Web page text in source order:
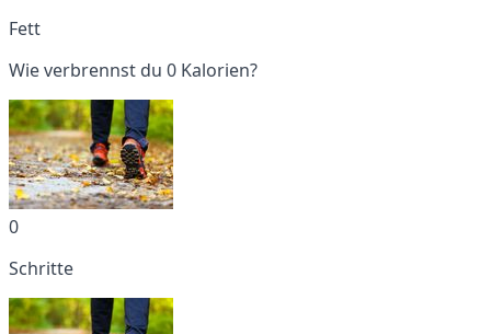
Fett
Wie verbrennst du 0 Kalorien?
0
Schritte